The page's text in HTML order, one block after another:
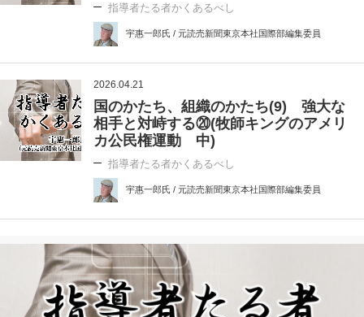
指導者たる者かくあるべし
宇惠一郎氏 / 元読売新聞東京本社国際部編集委員
2026.04.21
国のかたち、組織のかたち(9) 強大な
相手と対峙する⑳(牧師キングのアメリ
カ公民権運動 中)
指導者たる者かくあるべし
宇惠一郎氏 / 元読売新聞東京本社国際部編集委員